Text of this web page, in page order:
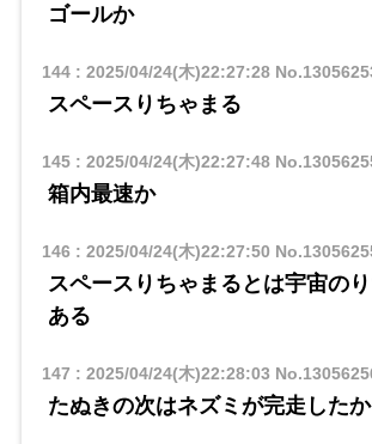
ゴールか
144: 2025/04/24(木)22:27:28
スペースりちゃまる
145: 2025/04/24(木)22:27:48
箱内最速か
146 : 2025/04/24(木)22:27:50
スペースりちゃまるとは宇宙の
ある
147 : 2025/04/24(木)22:28:03
たぬきの次はネズミが完走した